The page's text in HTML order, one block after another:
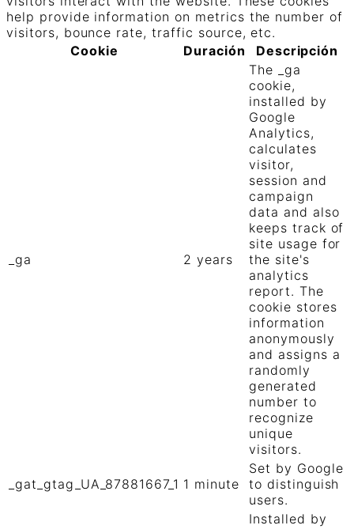
help provide information on metrics the number of
visitors, bounce rate, traffic source, etc.
Cookie
Duración Descripción
_ga 2 years
The _ga
cookie,
installed by
Google
Analytics,
calculates
visitor,
session and
campaign
data and also
keeps track of
site usage for
the site's
analytics
report. The
cookie stores
information
anonymously
and assigns a
randomly
generated
number to
recognize
unique
visitors.
_gat_gtag_UA_87881667_1 1 minute
Set by Google
to distinguish
users.
Installed by